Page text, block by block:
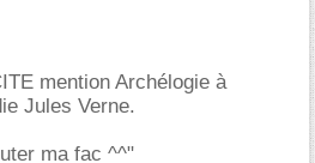
mention Archélogie à
Jules Verne.
ma fac ^^"